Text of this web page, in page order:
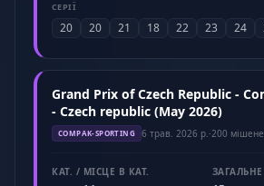
СЕРІЇ
20 20 21 18 22 23 24
Grand Prix of Czech Republic -
- Czech republic (May 2026)
COMPAK-SPORTING 6 трав. 2026 р. ·200
КАТ. / МІСЦЕ В КАТ.